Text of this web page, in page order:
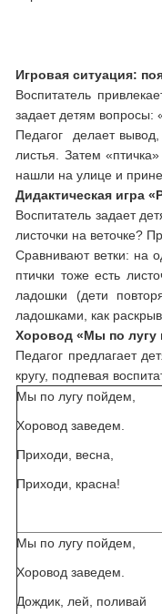
Игровая ситуация:
Воспитатель
задает детям вопросы:
Педагог делает
листья. Затем
нашли на улице и
Дидактическая игра
Воспитатель задает
листочки на веточке?
Сравнивают ветки: на
птички тоже есть
ладошки (дети
ладошками, как
Хоровод «Мы по лугу
Педагог предлагает
кругу, подпевая
Мы по лугу пойдем,
Хоровод заведем.
Приходи, весна,
Приходи, красна!
Мы по лугу пойдем,
Хоровод заведем.
Дождик, лей, поливай